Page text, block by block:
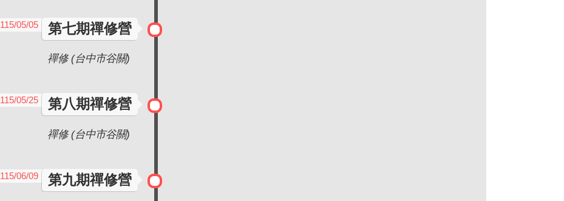
第七期禪修營
115/05/05
禪修 (台中市谷關)
第八期禪修營
115/05/25
禪修 (台中市谷關)
第九期禪修營
115/06/09